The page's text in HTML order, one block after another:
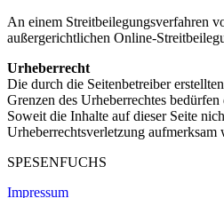
An einem Streitbeilegungsverfahren
außergerichtlichen Online-
Urheberrecht
Die durch die Seitenbetreiber
Grenzen des Urheberrechtes
Soweit die Inhalte auf dieser Seite
Urheberrechts­verletzung
SPESENFUCHS
Impressum